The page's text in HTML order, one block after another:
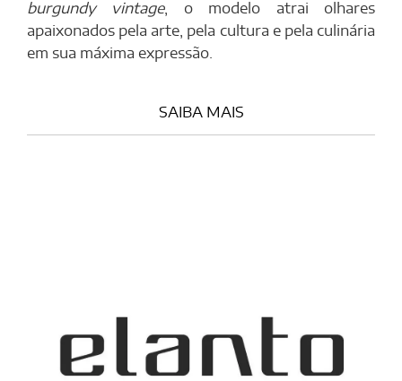
burgundy vintage, o modelo atrai olhares
apaixonados pela arte, pela cultura e pela culinária
em sua máxima expressão.
SAIBA MAIS